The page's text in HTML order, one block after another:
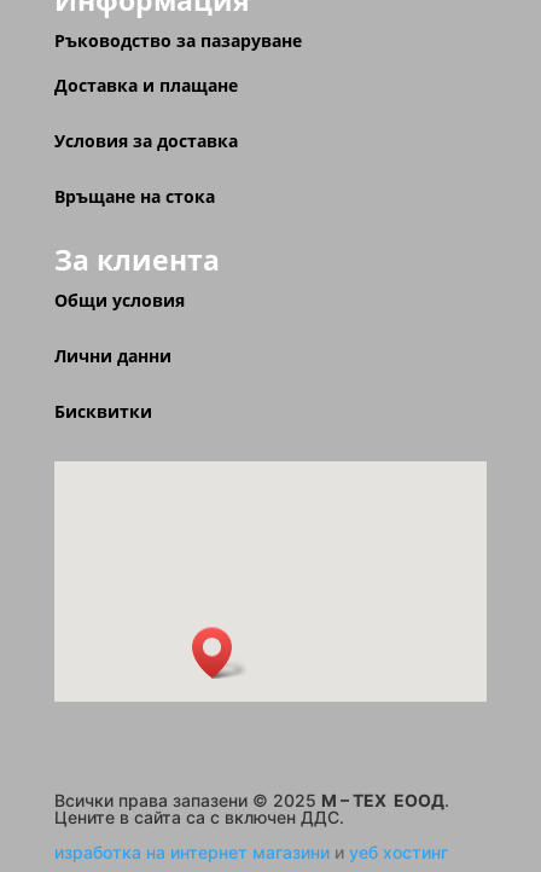
Ръководство за пазаруване
Доставка и плащане
Условия за доставка
Връщане на стока
За клиента
Общи условия
Лични данни
Бисквитки
Всички права запазени © 2025 M – TEX ЕООД.
Цените в сайта са с включен ДДС.
изработка на интернет магазинии уеб хостинг